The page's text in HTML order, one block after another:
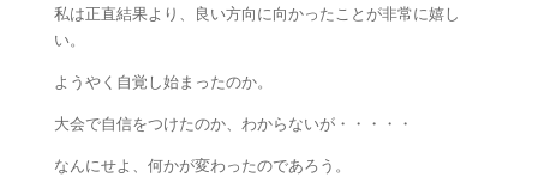
私は正直結果より、良い方向に向かったことが非常に嬉し
い。
ようやく自覚し始まったのか。
大会で自信をつけたのか、わからないが・・・・・
なんにせよ、何かが変わったのであろう。